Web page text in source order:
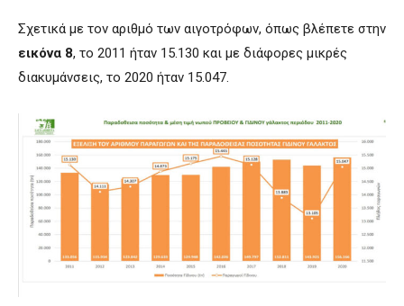
Σχετικά με τον αριθμό των αιγοτρόφων, όπως βλέπετε στην
εικόνα 8, το 2011 ήταν 15.130 και με διάφορες μικρές
διακυμάνσεις, το 2020 ήταν 15.047.